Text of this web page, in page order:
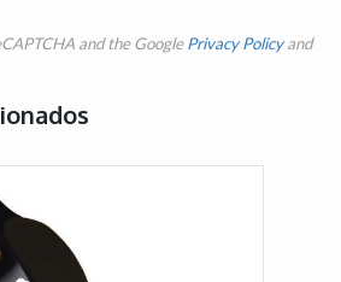
and the GooglePrivacy Policyand